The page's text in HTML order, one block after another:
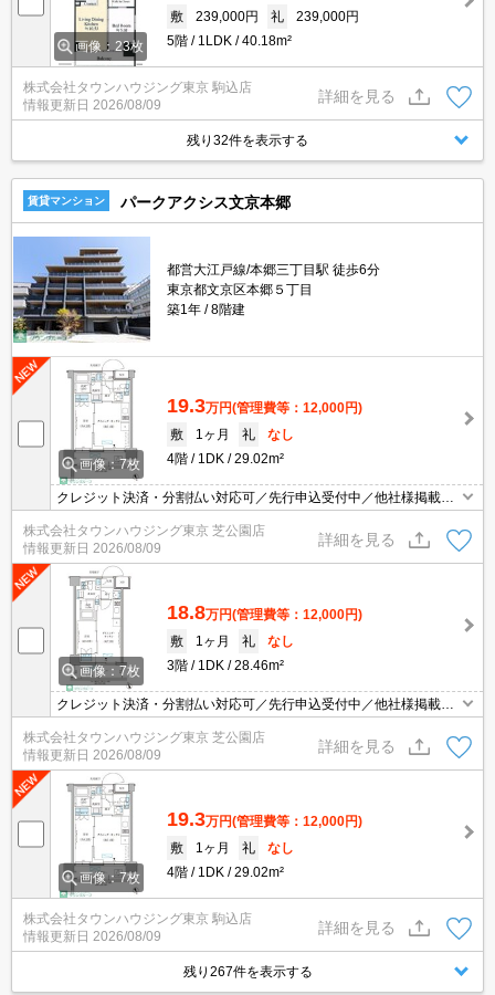
画像：23枚
敷
239,000円 礼
239,000円
5階
1LDK 40.18m²
株式会社タウンハウジング東京 駒込店
情報更新日 2026/08/09
詳細を見る
残り32件を表示する
賃貸マンション パークアクシス文京本郷
都営大江戸線/本郷三丁目駅 徒歩6分
東京都文京区本郷５丁目
築1年
8階建
画像：7枚
19.3万円(管理費等：12,000円)
敷
1ヶ月 礼
なし
4階
1DK 29.02m²
クレジット決済・分割払い対応可／先行申込受付中／他社様掲載物
件もまとめてご案内可能／専任物件多数あり
株式会社タウンハウジング東京 芝公園店
情報更新日 2026/08/09
詳細を見る
画像：7枚
18.8万円(管理費等：12,000円)
敷
1ヶ月 礼
なし
3階
1DK 28.46m²
クレジット決済・分割払い対応可／先行申込受付中／他社様掲載物
件もまとめてご案内可能／専任物件多数あり
株式会社タウンハウジング東京 芝公園店
情報更新日 2026/08/09
詳細を見る
画像：7枚
19.3万円(管理費等：12,000円)
敷
1ヶ月 礼
なし
4階
1DK 29.02m²
株式会社タウンハウジング東京 駒込店
情報更新日 2026/08/09
詳細を見る
残り267件を表示する